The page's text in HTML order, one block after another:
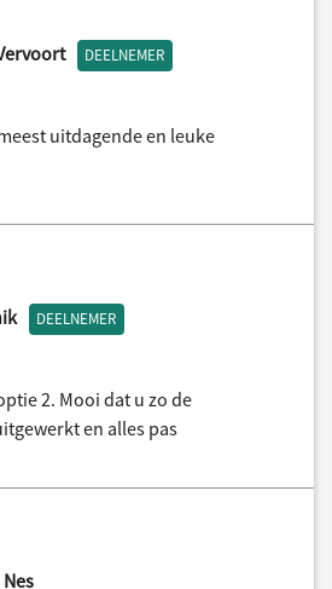
DEELNEMER
uitdagende en leuke
DEELNEMER
2. Mooi dat u zo de
en alles pas